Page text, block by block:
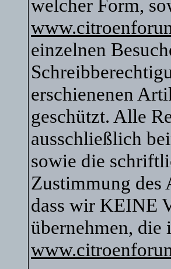
welcher Form,
einzelnen
erschienenen
geschützt. Alle
ausschließlich
sowie die
Zustimmung des
dass wir KEINE
übernehmen, die